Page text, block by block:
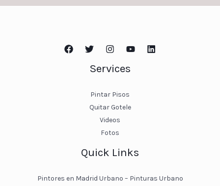
Services
Pintar Pisos
Quitar Gotele
Videos
Fotos
Quick Links
Pintores en Madrid Urbano – Pinturas Urbano